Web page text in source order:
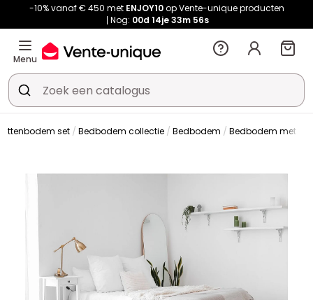
-10% vanaf € 450 met ENJOY10op Vente-unique producten
Nog: 00d 14je33m 56s
Menu
set Bedbodem collectie Bedbodem Bedbodem met